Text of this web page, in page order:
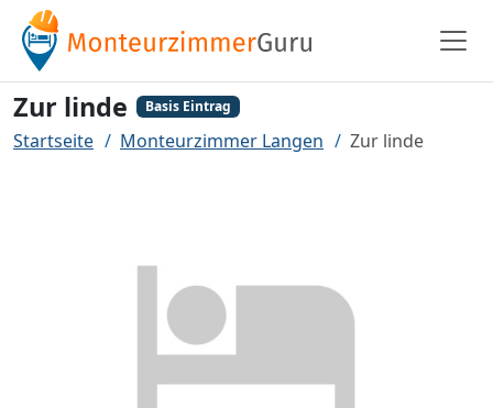
Zur linde Basis Eintrag
Startseite Monteurzimmer Langen Zur linde